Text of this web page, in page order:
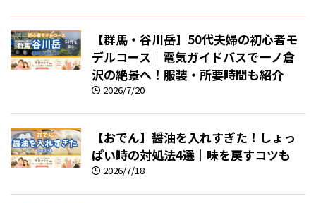
【群馬・谷川岳】50代夫婦の初心者モ
デルコース｜電気ガイドバスで一ノ倉
沢の絶景へ！服装・所要時間も紹介
2026/7/20
【おでん】醤油を入れすぎた！しょっ
ぱい時の対処法4選｜味を戻すコツも
2026/7/18